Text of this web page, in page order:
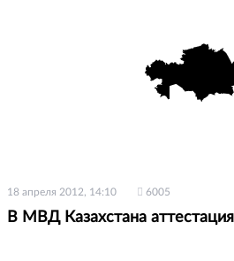
18 апреля 2012, 14:10 6005
В МВД Казахстана